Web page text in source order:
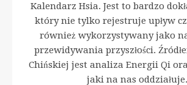
Kalendarz Hsia. Jest to bardzo
który nie tylko rejestruje upływ
również wykorzystywany jako
przewidywania przyszłości.
Chińskiej jest analiza Energii Qi
jaki na nas oddziałuje.